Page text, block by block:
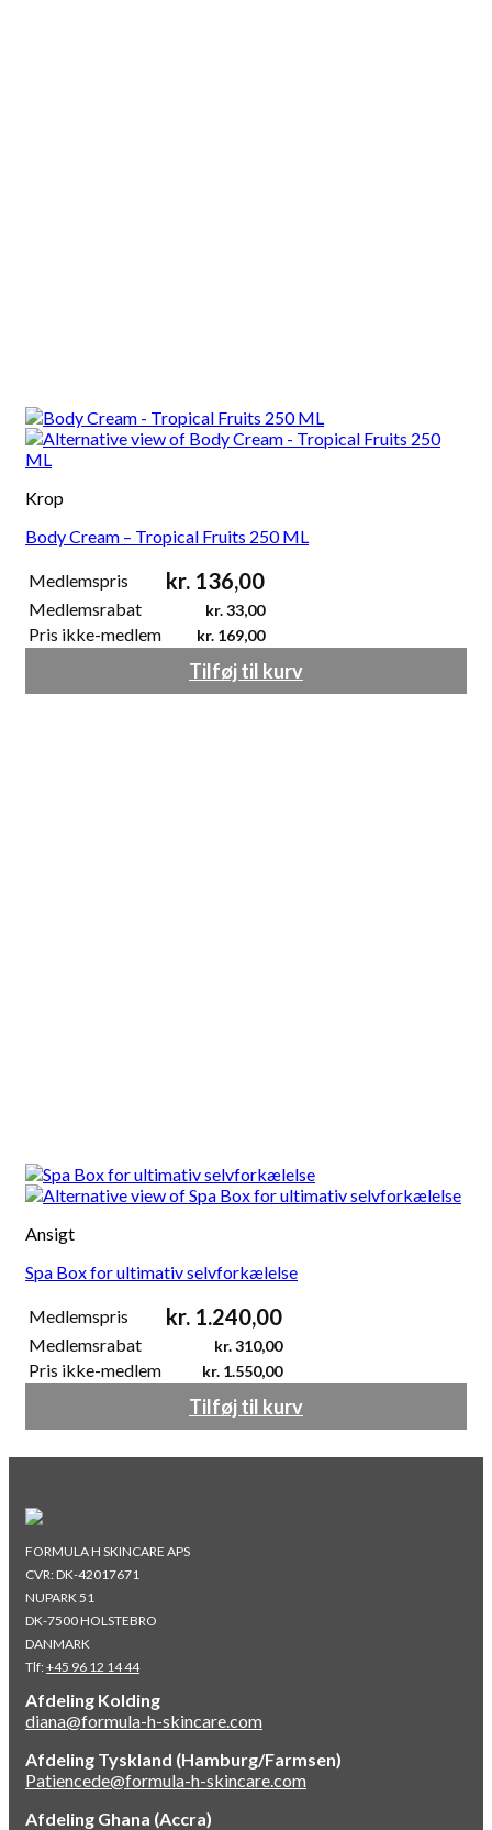
Krop
Body Cream – Tropical Fruits 250 ML
Medlemspris kr. 136,00
Medlemsrabat kr.33,00
Pris ikke-medlem kr. 169,00
Tilføj til kurv
Ansigt
Spa Box for ultimativ selvforkælelse
Medlemspris kr. 1.240,00
Medlemsrabat kr.310,00
Pris ikke-medlem kr. 1.550,00
Tilføj til kurv
FORMULA H SKINCARE APS
CVR: DK-42017671
NUPARK 51
DK-7500 HOLSTEBRO
DANMARK
Tlf:+45 96 12 14 44
Afdeling Kolding
diana@formula-h-skincare.com
Afdeling Tyskland (Hamburg/Farmsen)
Patiencede@formula-h-skincare.com
Afdeling Ghana (Accra)